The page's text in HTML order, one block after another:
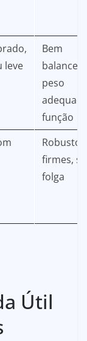
leve
Bem
peso
função
firmes,
folga
Útil